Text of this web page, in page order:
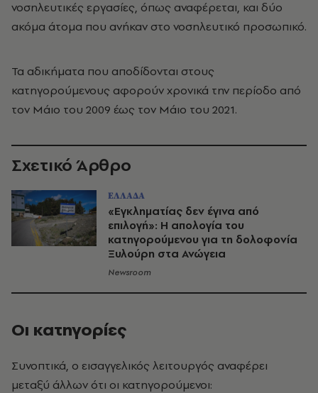
νοσηλευτικές εργασίες, όπως αναφέρεται, και δύο
ακόμα άτομα που ανήκαν στο νοσηλευτικό προσωπικό.
Τα αδικήματα που αποδίδονται στους
κατηγορούμενους αφορούν χρονικά την περίοδο από
τον Μάιο του 2009 έως τον Μάιο του 2021.
Σχετικό Άρθρο
ΕΛΛΑΔΑ
«Εγκληματίας δεν έγινα από
επιλογή»: Η απολογία του
κατηγορούμενου για τη δολοφονία
Ξυλούρη στα Ανώγεια
Newsroom
Οι κατηγορίες
Συνοπτικά, ο εισαγγελικός λειτουργός αναφέρει
μεταξύ άλλων ότι οι κατηγορούμενοι: